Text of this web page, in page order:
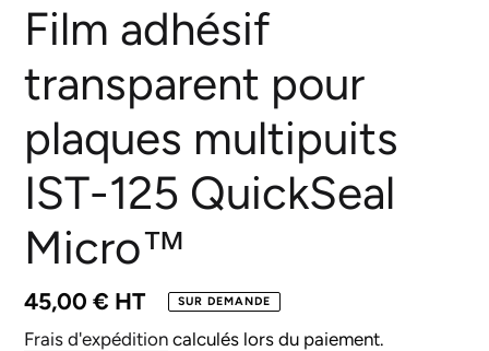
Film adhésif
transparent pour
plaques multipuits
IST-125 QuickSeal
Micro™
Prix
normal
45,00 € HT SUR DEMANDE
Frais d'expédition calculés lors du paiement.